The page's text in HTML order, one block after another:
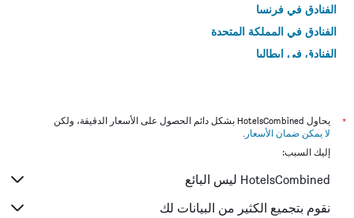
الفنادق في فرنسا
الفنادق في المملكة المتحدة
الفنادق في إيطاليا
*
يحاول HotelsCombined بشكل دائم الحصول على الأسعار الدقيقة، ولكن
لا يمكن ضمان الأسعار .
إليك السبب:
HotelsCombined ليس البائع
نقوم بتجميع الكثير من البيانات لك